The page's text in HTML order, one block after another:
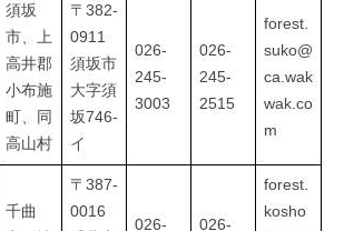
須坂
市、上
高井郡
小布施
町、同
高山村
〒382-
0911
須坂市
大字須
坂746-
イ
026-
245-
3003
026-
245-
2515
forest.
suko@
ca.wak
wak.co
m
千曲
〒387-
0016
026-
026-
forest.
kosho